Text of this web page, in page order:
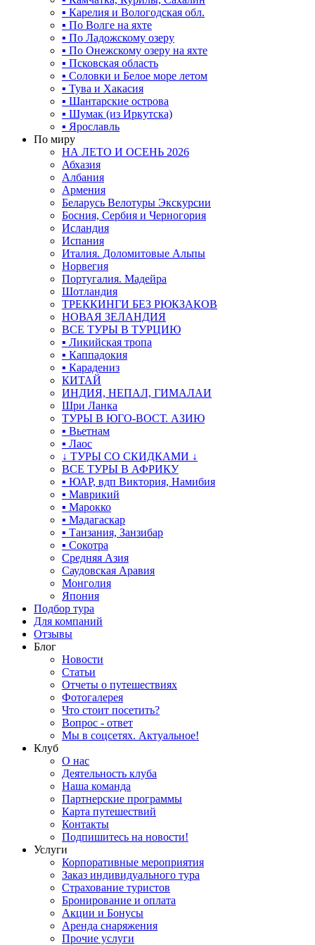
▪ Карелия и Вологодская обл.
▪ По Волге на яхте
▪ По Ладожскому озеру
▪ По Онежскому озеру на яхте
▪ Псковская область
▪ Соловки и Белое море летом
▪ Тува и Хакасия
▪ Шантарские острова
▪ Шумак (из Иркутска)
▪ Ярославль
По миру
НА ЛЕТО И ОСЕНЬ 2026
Абхазия
Албания
Армения
Беларусь Велотуры Экскурсии
Босния, Сербия и Черногория
Исландия
Испания
Италия. Доломитовые Альпы
Норвегия
Португалия. Мадейра
Шотландия
ТРЕККИНГИ БЕЗ РЮКЗАКОВ
НОВАЯ ЗЕЛАНДИЯ
ВСЕ ТУРЫ В ТУРЦИЮ
▪ Ликийская тропа
▪ Каппадокия
▪ Карадениз
КИТАЙ
ИНДИЯ, НЕПАЛ, ГИМАЛАИ
Шри Ланка
ТУРЫ В ЮГО-ВОСТ. АЗИЮ
▪ Вьетнам
▪ Лаос
↓ ТУРЫ СО СКИДКАМИ ↓
ВСЕ ТУРЫ В АФРИКУ
▪ ЮАР, вдп Виктория, Намибия
▪ Маврикий
▪ Марокко
▪ Мадагаскар
▪ Танзания, Занзибар
▪ Сокотра
Средняя Азия
Саудовская Аравия
Монголия
Япония
Подбор тура
Для компаний
Отзывы
Блог
Новости
Статьи
Отчеты о путешествиях
Фотогалерея
Что стоит посетить?
Вопрос - ответ
Мы в соцсетях. Актуальное!
Клуб
О нас
Деятельность клуба
Наша команда
Партнерские программы
Карта путешествий
Контакты
Подпишитесь на новости!
Услуги
Корпоративные мероприятия
Заказ индивидуального тура
Страхование туристов
Бронирование и оплата
Акции и Бонусы
Аренда снаряжения
Прочие услуги